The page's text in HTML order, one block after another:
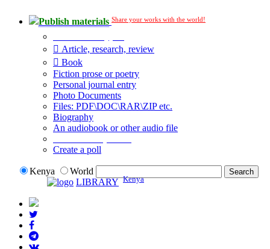
Publish materials Share your works with the world!
Article, research, review
Book
Fiction prose or poetry
Personal journal entry
Photo Documents
Files: PDF\DOC\RAR\ZIP etc.
Biography
An audiobook or other audio file
Create a poll
Kenya
World
LIBRARY Kenya